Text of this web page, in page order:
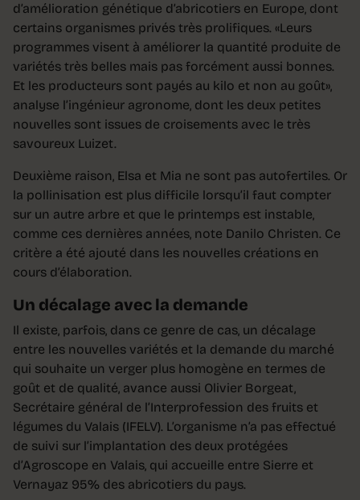
d’amélioration génétique d’abricotiers en Europe, dont
certains organismes privés très prolifiques. «Leurs
programmes visent à améliorer la quantité produite de
variétés très belles mais pas forcément aussi bonnes.
Et les producteurs sont payés au kilo et non au goût»,
analyse l’ingénieur agronome, dont les deux petites
nouvelles sont issues de croisements avec le très
savoureux Luizet.
Deuxième raison, Elsa et Mia ne sont pas autofertiles. Or
la pollinisation est plus difficile lorsqu’il faut compter
sur un autre arbre et que le printemps est instable,
comme ces dernières années, note Danilo Christen. Ce
critère a été ajouté dans les nouvelles créations en
cours d’élaboration.
Un décalage avec la demande
Il existe, parfois, dans ce genre de cas, un décalage
entre les nouvelles variétés et la demande du marché
qui souhaite un verger plus homogène en termes de
goût et de qualité, avance aussi Olivier Borgeat,
Secrétaire général de l’Interprofession des fruits et
légumes du Valais (IFELV). L’organisme n’a pas effectué
de suivi sur l’implantation des deux protégées
d’Agroscope en Valais, qui accueille entre Sierre et
Vernayaz 95% des abricotiers du pays.